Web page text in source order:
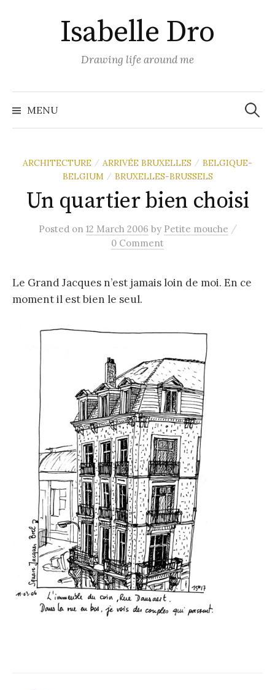
Isabelle Dro
Drawing life around me
MENU
Search
for:
ARCHITECTURE / ARRIVÉE BRUXELLES / BELGIQUE-
BELGIUM
/ BRUXELLES-BRUSSELS
Un quartier bien choisi
Posted on 12 March 2006 by Petite mouche /
0 Comment
Le Grand Jacques n’est jamais loin de moi. En ce
moment il est bien le seul.